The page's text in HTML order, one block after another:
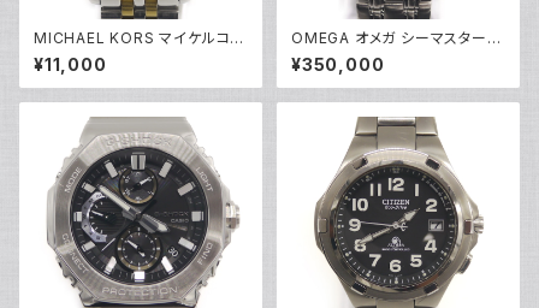
MICHAEL KORS マイケルコー
ス クォーツ クロノグラフ 腕時計
銀文字盤 MK5955 Y05269
¥11,000
OMEGA オメガ シーマスター
プロフェッショナル 300 2541.8
0 ダイバーズウォッチ クォーツ
青文字盤 Y05285
¥350,000